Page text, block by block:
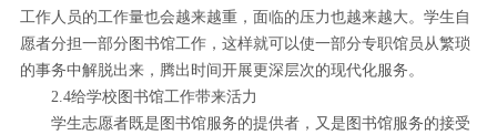
工作人员的工作量也会越来越重，面临的压力也越来越大。学生自
愿者分担一部分图书馆工作，这样就可以使一部分专职馆员从繁琐
的事务中解脱出来，腾出时间开展更深层次的现代化服务。
2.4给学校图书馆工作带来活力
学生志愿者既是图书馆服务的提供者，又是图书馆服务的接受